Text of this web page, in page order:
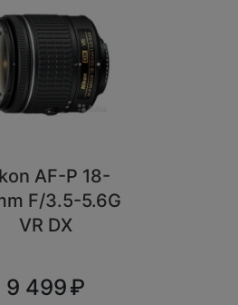
AF-P 18-
F/3.5-5.6G
VR DX
9 499